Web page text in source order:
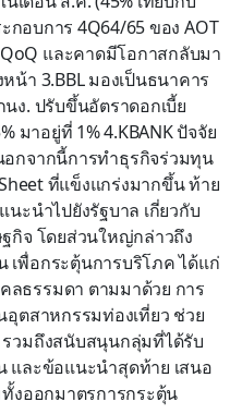
กอบการ 4Q64/65 ของ AOT
และคาดมีโอกาสกลับมา
น้า 3.BBL มองเป็นธนาคาร
ง. ปรับขึ้นอัตราดอกเบี้ย
มาอยู่ที่ 1% 4.KBANK ปัจจัย
กจากนี้การทำธุรกิจร่วมทุน
Sheet ที่แข็งแกร่งมากขึ้น ท้าย
นะนำไปยังรัฐบาล เกี่ยวกับ
กิจ โดยส่วนใหญ่กล่าวถึง
เพื่อกระตุ้นการบริโภค ได้แก่
ธรรมดา ตามมาด้วย การ
ตสาหกรรมท่องเที่ยว ช่วย
รวมถึงสนับสนุนกลุ่มที่ได้รับ
และข้อแนะนำสุดท้าย เสนอ
งออกมาตรการกระตุ้น